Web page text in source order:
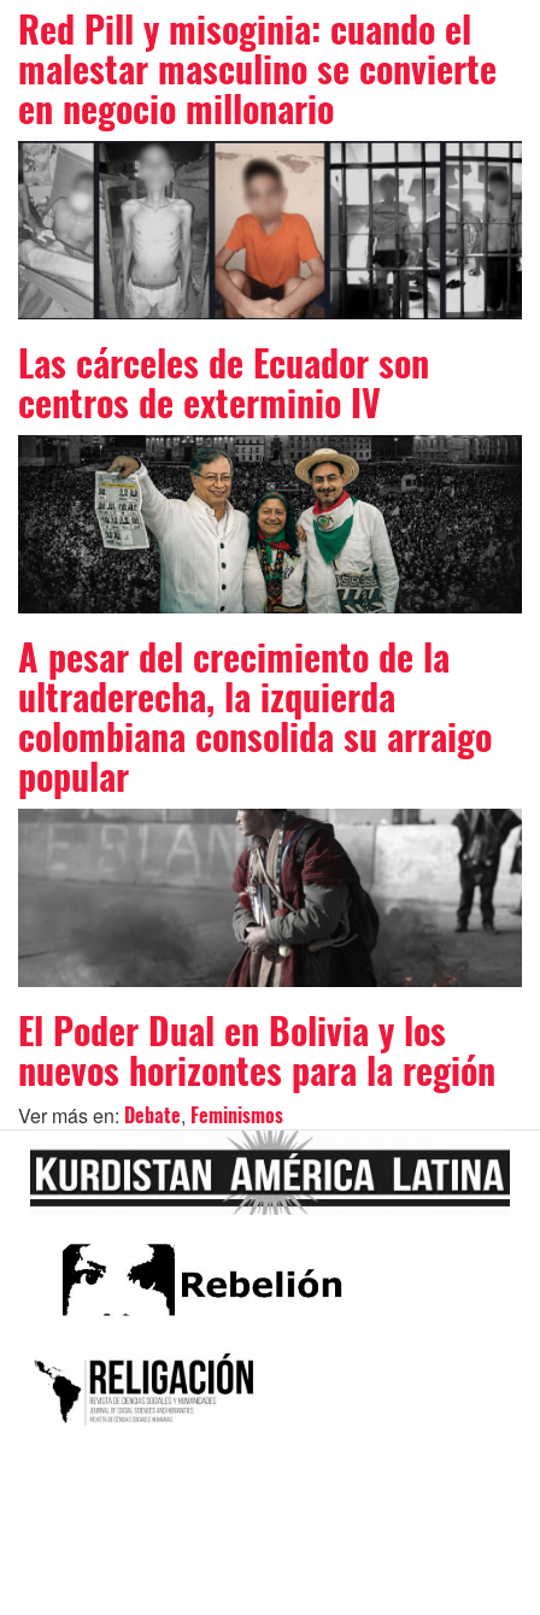
Red Pill y misoginia: cuando el
malestar masculino se convierte
en negocio millonario
Las cárceles de Ecuador son
centros de exterminio IV
A pesar del crecimiento de la
ultraderecha, la izquierda
colombiana consolida su arraigo
popular
El Poder Dual en Bolivia y los
nuevos horizontes para la región
Ver más en: Debate, Feminismos